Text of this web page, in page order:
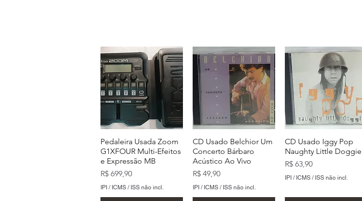
Pedaleira Usada Zoom
G1XFOUR Multi-Efeitos
e Expressão MB
Preço
R$ 699,90
IPI / ICMS / ISS não incl.
CD Usado Belchior Um
Concerto Bárbaro
Acústico Ao Vivo
Preço
R$ 49,90
IPI / ICMS / ISS não incl.
CD Usado Iggy Pop
Naughty Little Doggie
Preço
R$ 63,90
IPI / ICMS / ISS não incl.